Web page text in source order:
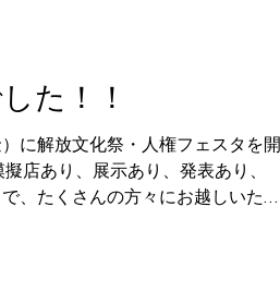
た！！
に解放文化祭・人権フェスタを開
店あり、展示あり、発表あり、
、たくさんの方々にお越しいただ